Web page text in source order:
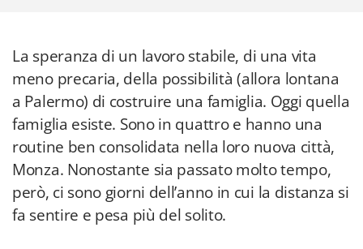
La speranza di un lavoro stabile, di una vita
meno precaria, della possibilità (allora lontana
a Palermo) di costruire una famiglia. Oggi quella
famiglia esiste. Sono in quattro e hanno una
routine ben consolidata nella loro nuova città,
Monza. Nonostante sia passato molto tempo,
però, ci sono giorni dell’anno in cui la distanza si
fa sentire e pesa più del solito.